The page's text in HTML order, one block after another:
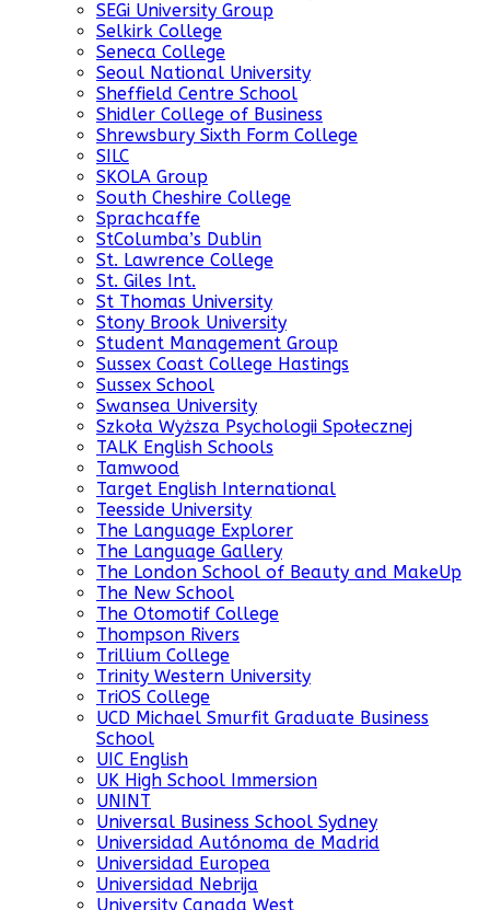
SEGi University Group
Selkirk College
Seneca College
Seoul National University
Sheffield Centre School
Shidler College of Business
Shrewsbury Sixth Form College
SILC
SKOLA Group
South Cheshire College
Sprachcaffe
StColumba’s Dublin
St. Lawrence College
St. Giles Int.
St Thomas University
Stony Brook University
Student Management Group
Sussex Coast College Hastings
Sussex School
Swansea University
Szkoła Wyższa Psychologii Społecznej
TALK English Schools
Tamwood
Target English International
Teesside University
The Language Explorer
The Language Gallery
The London School of Beauty and MakeUp
The New School
The Otomotif College
Thompson Rivers
Trillium College
Trinity Western University
TriOS College
UCD Michael Smurfit Graduate Business
School
UIC English
UK High School Immersion
UNINT
Universal Business School Sydney
Universidad Autónoma de Madrid
Universidad Europea
Universidad Nebrija
University Canada West